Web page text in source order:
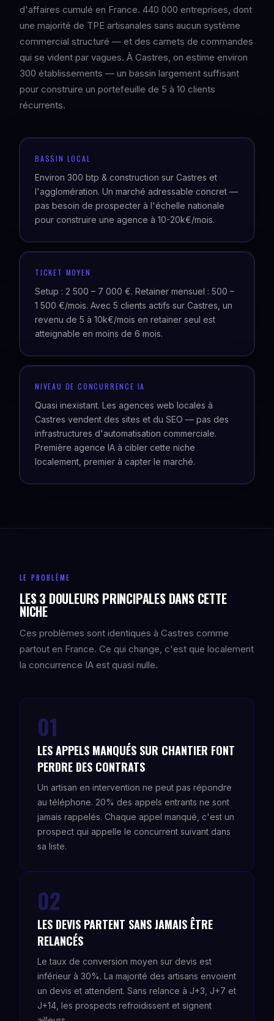
d'affaires cumulé en France. 440 000 entreprises, dont
une majorité de TPE artisanales sans aucun système
commercial structuré — et des carnets de commandes
qui se vident par vagues. À Castres, on estime environ
300 établissements — un bassin largement suffisant
pour construire un portefeuille de 5 à 10 clients
récurrents.
BASSIN LOCAL
Environ 300 btp & construction sur Castres et
l'agglomération. Un marché adressable concret —
pas besoin de prospecter à l'échelle nationale
pour construire une agence à 10-20k€/mois.
TICKET MOYEN
Setup : 2 500 – 7 000 €. Retainer mensuel : 500 –
1 500 €/mois. Avec 5 clients actifs sur Castres, un
revenu de 5 à 10k€/mois en retainer seul est
atteignable en moins de 6 mois.
NIVEAU DE CONCURRENCE IA
Quasi inexistant. Les agences web locales à
Castres vendent des sites et du SEO — pas des
infrastructures d'automatisation commerciale.
Première agence IA à cibler cette niche
localement, premier à capter le marché.
LE PROBLÈME
LES 3 DOULEURS PRINCIPALES DANS CETTE
NICHE
Ces problèmes sont identiques à Castres comme
partout en France. Ce qui change, c'est que localement
la concurrence IA est quasi nulle.
01
LES APPELS MANQUÉS SUR CHANTIER FONT
PERDRE DES CONTRATS
Un artisan en intervention ne peut pas répondre
au téléphone. 20% des appels entrants ne sont
jamais rappelés. Chaque appel manqué, c'est un
prospect qui appelle le concurrent suivant dans
sa liste.
02
LES DEVIS PARTENT SANS JAMAIS ÊTRE
RELANCÉS
Le taux de conversion moyen sur devis est
inférieur à 30%. La majorité des artisans envoient
un devis et attendent. Sans relance à J+3, J+7 et
J+14, les prospects refroidissent et signent